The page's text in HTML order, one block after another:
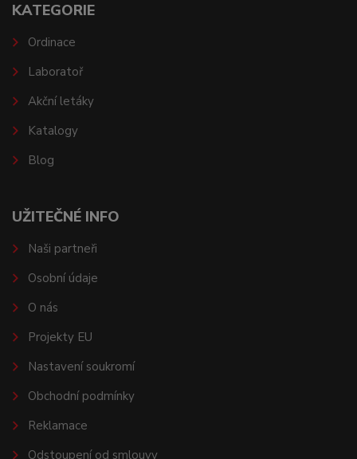
KATEGORIE
Ordinace
Laboratoř
Akční letáky
Katalogy
Blog
UŽITEČNÉ INFO
Naši partneři
Osobní údaje
O nás
Projekty EU
Nastavení soukromí
Obchodní podmínky
Reklamace
Odstoupení od smlouvy